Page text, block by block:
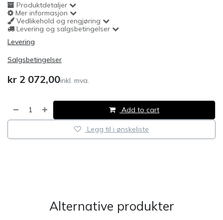
Produktdetaljer
Mer informasjon
Vedlikehold og rengjøring
Levering og salgsbetingelser
Levering
Salgsbetingelser
kr 2 072,00inkl. mva.
Add to cart
Legg til i ønskeliste
Alternative produkter